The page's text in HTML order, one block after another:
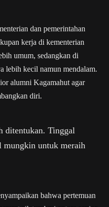
dan pemerintahan
kerja di kementerian
umum, sedangkan di
lebih kecil namun mendalam.
alumni Kagamahut agar
diri.
ditentukan. Tinggal
mungkin untuk meraih
bahwa pertemuan